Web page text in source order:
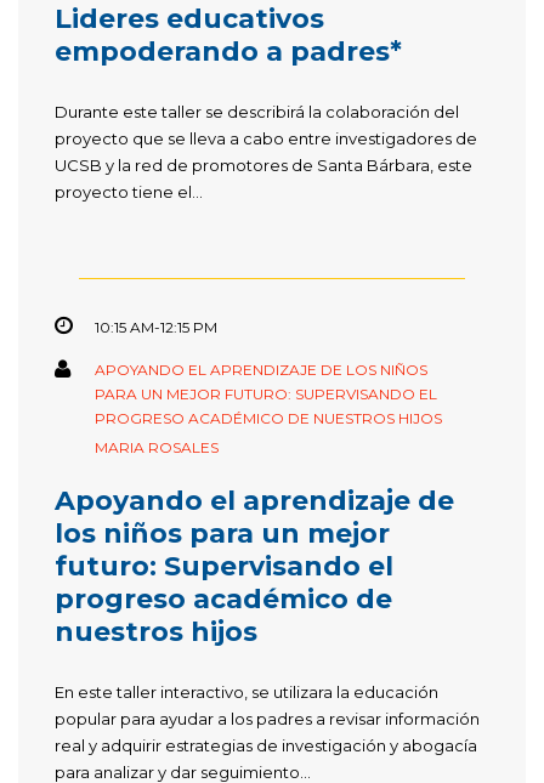
Lideres educativos
empoderando a padres*
Durante este taller se describirá la colaboración del
proyecto que se lleva a cabo entre investigadores de
UCSB y la red de promotores de Santa Bárbara, este
proyecto tiene el...
10:15 AM-12:15 PM
APOYANDO EL APRENDIZAJE DE LOS NIÑOS
PARA UN MEJOR FUTURO: SUPERVISANDO EL
PROGRESO ACADÉMICO DE NUESTROS HIJOS
MARIA ROSALES
Apoyando el aprendizaje de
los niños para un mejor
futuro: Supervisando el
progreso académico de
nuestros hijos
En este taller interactivo, se utilizara la educación
popular para ayudar a los padres a revisar información
real y adquirir estrategias de investigación y abogacía
para analizar y dar seguimiento...